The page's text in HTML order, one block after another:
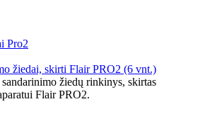
žiedai, skirti Flair PRO2 (6 vnt.)
žiedų rinkinys, skirtas
Flair PRO2.